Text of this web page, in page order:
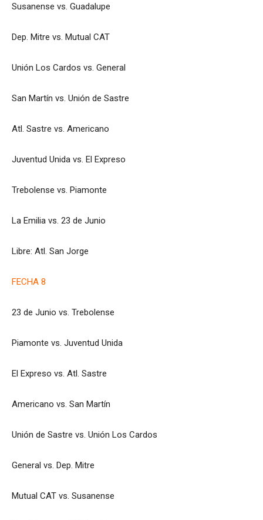
Susanense vs. Guadalupe
Dep. Mitre vs. Mutual CAT
Unión Los Cardos vs. General
San Martín vs. Unión de Sastre
Atl. Sastre vs. Americano
Juventud Unida vs. El Expreso
Trebolense vs. Piamonte
La Emilia vs. 23 de Junio
Libre: Atl. San Jorge
FECHA 8
23 de Junio vs. Trebolense
Piamonte vs. Juventud Unida
El Expreso vs. Atl. Sastre
Americano vs. San Martín
Unión de Sastre vs. Unión Los Cardos
General vs. Dep. Mitre
Mutual CAT vs. Susanense